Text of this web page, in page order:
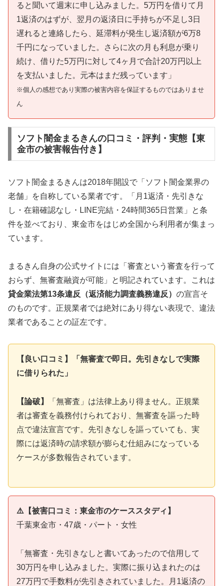
ると聞いて週末に申し込みました。5万円を借りて月
1返済のはずが、翌月の返済日に手持ちが不足し3日
遅れると連絡したら、延滞料が発生し返済額が6万8
千円になっていました。さらに次の月も利息が乗り
続け、借りた5万円に対して4ヶ月で合計20万円以上
を支払いました。元本はまだ残っています」
※個人の感想であり実際の被害内容を保証するものではありませ
ん
ソフト闇金まるきんの口コミ・評判・実態【東
金市の被害報告付き】
ソフト闇金まるきんは2018年開設で「ソフト闇金業界の
老舗」を自称している業者です。「月1返済・先引きな
し・在籍確認なし・LINE完結・24時間365日営業」と条
件を並べており、東金市をはじめ全国から利用者が集まっ
ています。
まるきん自身の公式サイトには「審査という審査を行って
おらず、無審査融資が可能」と明記されています。これは
貸金業法第13条違反（返済能力調査義務違反） の宣言そ
のものです。正規業者では絶対にあり得ない表現で、違法
業者であることの証左です。
【良い口コミ】「無審査で即日。先引きなしで実際
に借りられた」
【論破】
「無審査」は法律上あり得ません。正規業
者は審査を義務付けられており、無審査を謳った時
点で違法宣言です。先引きなしを謳っていても、実
際には返済時の請求額が膨らむ仕組みになっている
ケースが多数報告されています。
⚠️【被害口コミ：東金市のケーススタディ】
千葉東金市・47歳・パート・女性
「無審査・先引きなしと書いてあったので信用して
30万円を申し込みました。実際に振り込まれたのは
27万円で手数料が先引きされていました。月1返済の